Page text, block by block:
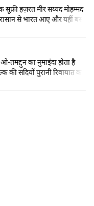
हज़रत मीर सय्यद मोहम्मद
से भारत आए और यहीं बस
मोहम्मद अल-क़रशी बिन
का नुमाइंदा होता है
सदियों पुरानी रिवायात का